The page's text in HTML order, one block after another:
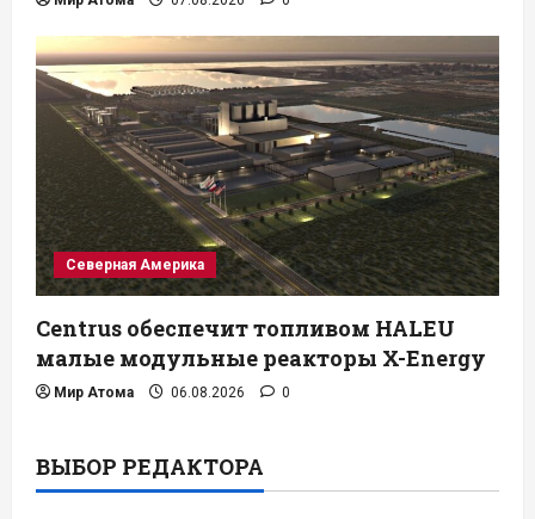
Северная Америка
Centrus обеспечит топливом HALEU
малые модульные реакторы X-Energy
Мир Атома 06.08.2026 0
ВЫБОР РЕДАКТОРА